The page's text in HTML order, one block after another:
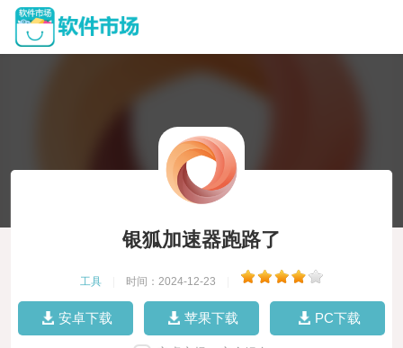
银狐加速器跑路了
工具 时间：2024-12-23
安卓下载 苹果下载 PC下载